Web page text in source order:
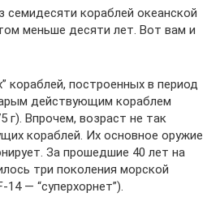
семидесяти кораблей океанской
меньше десяти лет. Вот вам и
кораблей, построенных в период
действующим кораблем
г). Впрочем, возраст не так
кораблей. Их основное оружие
За прошедшие 40 лет на
три поколения морской
— “суперхорнет”).